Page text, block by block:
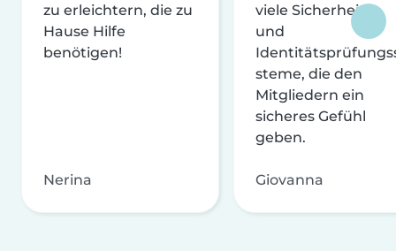
zu erleichtern, die zu
Hause Hilfe
benötigen!
Nerina
viele Sicherheits-
und
steme, die den
Mitgliedern ein
sicheres Gefühl
geben.
Giovanna